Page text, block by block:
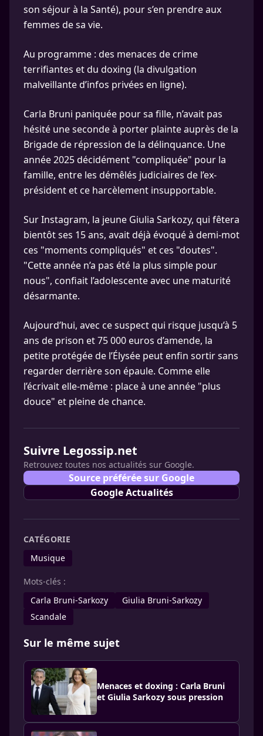
son séjour à la Santé), pour s’en prendre aux
femmes de sa vie.
Au programme : des menaces de crime
terrifiantes et du doxing (la divulgation
malveillante d’infos privées en ligne).
Carla Bruni paniquée pour sa fille, n’avait pas
hésité une seconde à porter plainte auprès de la
Brigade de répression de la délinquance. Une
année 2025 décidément "compliquée" pour la
famille, entre les démêlés judiciaires de l’ex-
président et ce harcèlement insupportable.
Sur Instagram, la jeune Giulia Sarkozy, qui fêtera
bientôt ses 15 ans, avait déjà évoqué à demi-mot
ces "moments compliqués" et ces "doutes".
"Cette année n’a pas été la plus simple pour
nous", confiait l’adolescente avec une maturité
désarmante.
Aujourd’hui, avec ce suspect qui risque jusqu’à 5
ans de prison et 75 000 euros d’amende, la
petite protégée de l’Élysée peut enfin sortir sans
regarder derrière son épaule. Comme elle
l’écrivait elle-même : place à une année "plus
douce" et pleine de chance.
Suivre Legossip.net
Retrouvez toutes nos actualités sur Google.
Source préférée sur Google
Google Actualités
CATÉGORIE
Musique
Mots-clés :
Carla Bruni-Sarkozy
Giulia Bruni-Sarkozy
Scandale
Sur le même sujet
Menaces et doxing : Carla Bruni
et Giulia Sarkozy sous pression